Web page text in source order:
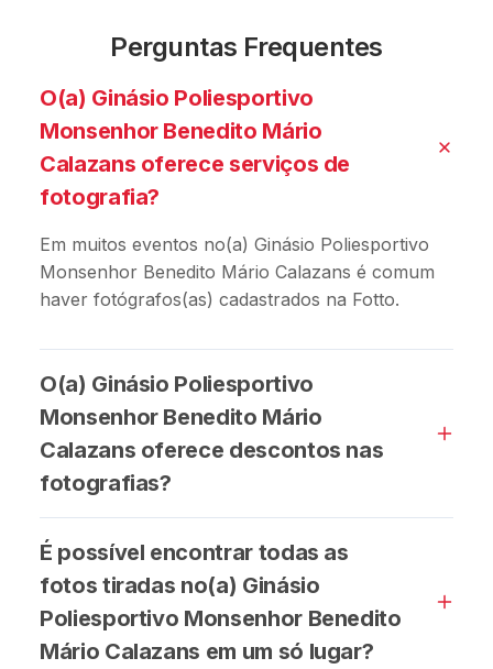
Perguntas Frequentes
O(a) Ginásio Poliesportivo
Monsenhor Benedito Mário
Calazans oferece serviços de
fotografia?
Em muitos eventos no(a) Ginásio Poliesportivo
Monsenhor Benedito Mário Calazans é comum
haver fotógrafos(as) cadastrados na Fotto.
O(a) Ginásio Poliesportivo
Monsenhor Benedito Mário
Calazans oferece descontos nas
fotografias?
É possível encontrar todas as
fotos tiradas no(a) Ginásio
Poliesportivo Monsenhor Benedito
Mário Calazans em um só lugar?